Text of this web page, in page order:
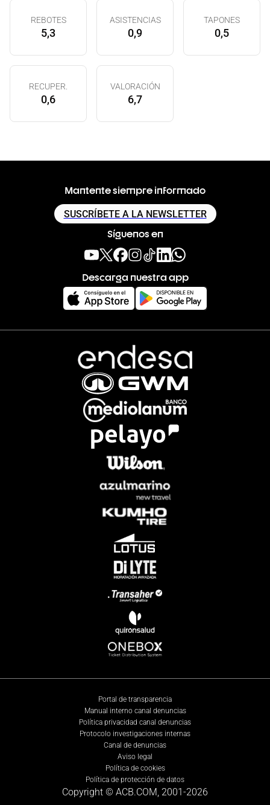
REBOTES
5,3
ASISTENCIAS
0,9
TAPONES
0,5
RECUPER.
0,6
VALORACIÓN
6,7
Mantente siempre informado
SUSCRÍBETE A LA NEWSLETTER
Síguenos en
Descarga nuestra app
Portal de transparencia
Manual interno canal denuncias
Política privacidad canal denuncias
Protocolo investigaciones internas
Canal de denuncias
Aviso legal
Política de cookies
Política de protección de datos
Copyright © ACB.COM, 2001-2026